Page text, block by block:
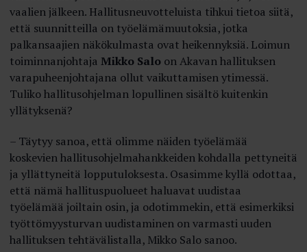
vaalien jälkeen. Hallitusneuvotteluista tihkui tietoa siitä,
että suunnitteilla on työelämämuutoksia, jotka
palkansaajien näkökulmasta ovat heikennyksiä. Loimun
toiminnanjohtaja Mikko Salo on Akavan hallituksen
varapuheenjohtajana ollut vaikuttamisen ytimessä.
Tuliko hallitusohjelman lopullinen sisältö kuitenkin
yllätyksenä?
– Täytyy sanoa, että olimme näiden työelämää
koskevien hallitusohjelmahankkeiden kohdalla pettyneitä
ja yllättyneitä lopputuloksesta. Osasimme kyllä odottaa,
että nämä hallituspuolueet haluavat uudistaa
työelämää joiltain osin, ja odotimmekin, että esimerkiksi
työttömyysturvan uudistaminen on varmasti uuden
hallituksen tehtävälistalla, Mikko Salo sanoo.